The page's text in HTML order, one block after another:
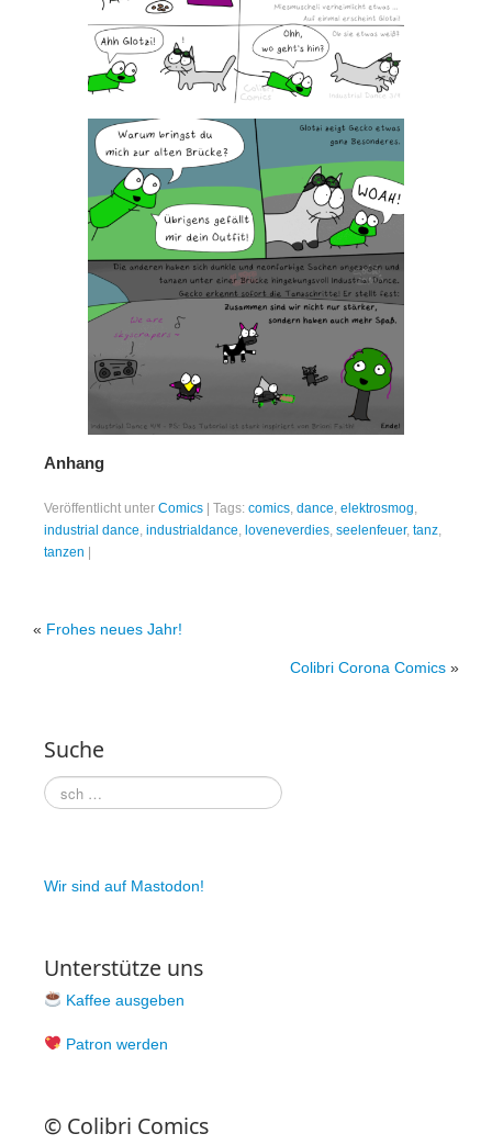
Anhang
Veröffentlicht unter Comics Tags: comics, dance, elektrosmog,
industrial dance, industrialdance, loveneverdies, seelenfeuer, tanz,
tanzen
« Frohes neues Jahr!
Colibri Corona Comics »
Suche
Wir sind auf Mastodon!
Unterstütze uns
Kaffee ausgeben
Patron werden
© Colibri Comics